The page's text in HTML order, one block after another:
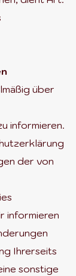
über
informieren.
der von
informieren
Ihrerseits
sonstige